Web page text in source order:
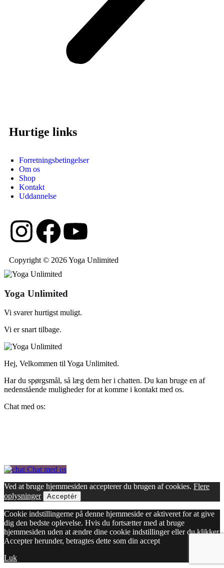
Hurtige links
Forretningsbetingelser
Om os
Shop
Kontakt
Uddannelse
Copyright © 2026 Yoga Unlimited
Yoga Unlimited
Vi svarer hurtigst muligt.
Vi er snart tilbage.
Hej, Velkommen til Yoga Unlimited.
Har du spørgsmål, så læg dem her i chatten. Du kan bruge en af
nedenstående muligheder for at komme i kontakt med os.
Chat med os:
Chat med os
Ved at bruge hjemmesiden accepterer du brugen af cookies. Flere
oplysninger
Acceptér
Cookie indstillingerne på denne hjemmeside er aktiveret for at give
dig den bedste oplevelse. Hvis du fortsætter med at bruge
hjemmesiden uden at ændre dine cookie indstillinger eller du klikker
Accepter herunder, betragtes dette som din accept
Luk